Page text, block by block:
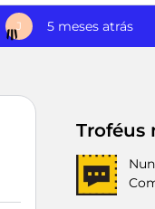
J 5 meses atrás
Troféus